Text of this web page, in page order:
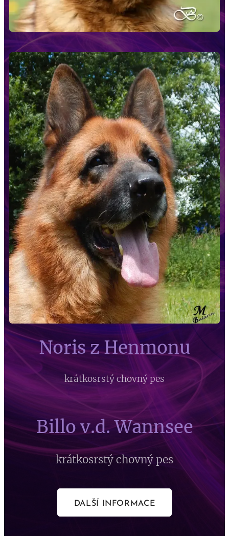
Noris z Henmonu
krátkosrstý chovný pes
Billo v.d. Wannsee
krátkosrstý chovný pes
DALŠÍ INFORMACE